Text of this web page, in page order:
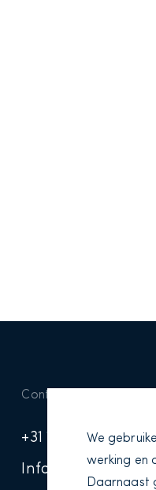
Contact
+31 10 303 56 00
We
werking en
Daarnaast